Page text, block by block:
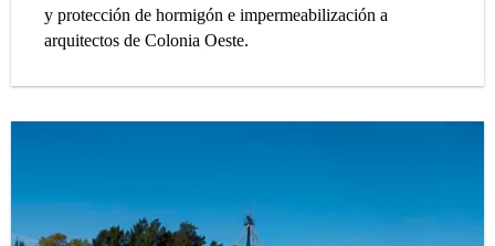
y protección de hormigón e impermeabilización a
arquitectos de Colonia Oeste.